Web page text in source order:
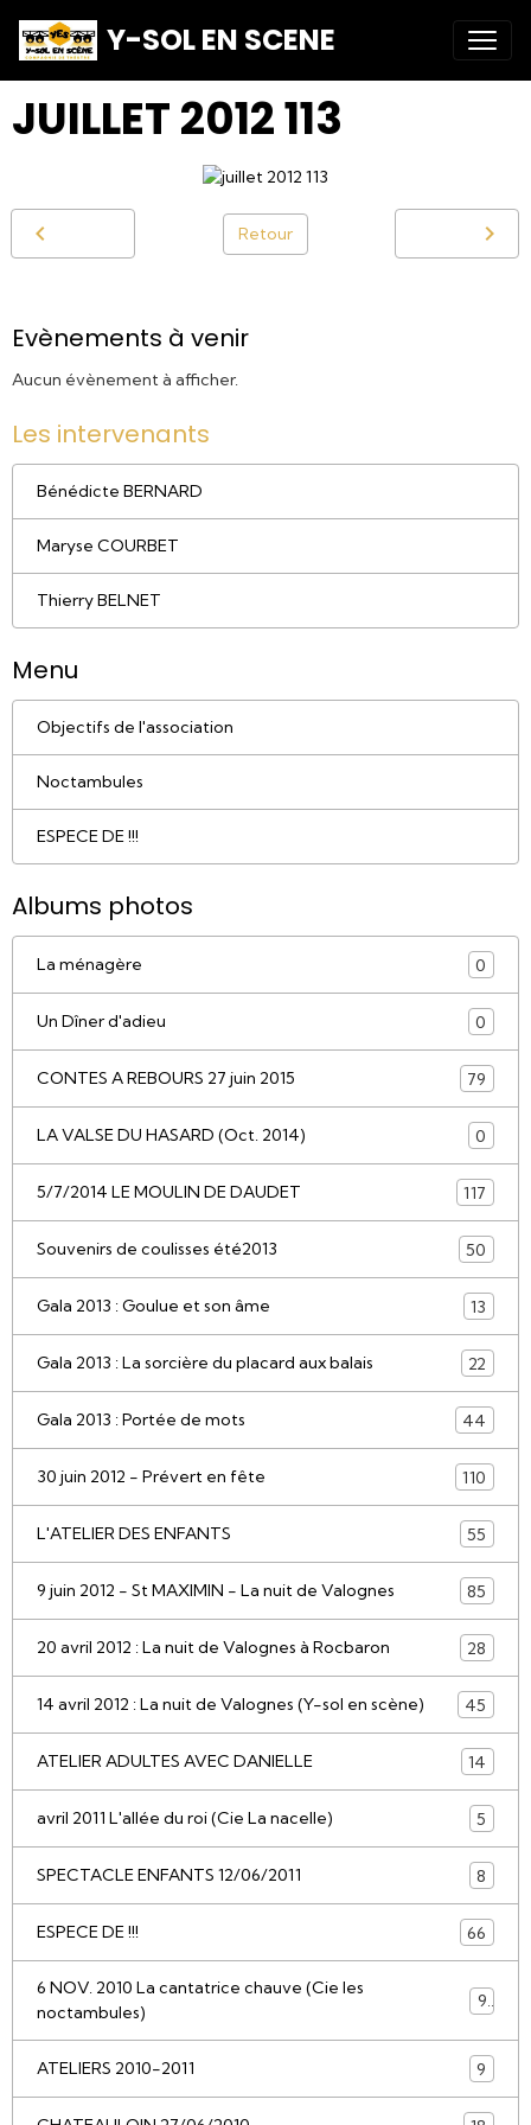
Y-SOL EN SCENE
JUILLET 2012 113
Retour
Evènements à venir
Aucun évènement à afficher.
Les intervenants
Bénédicte BERNARD
Maryse COURBET
Thierry BELNET
Menu
Objectifs de l'association
Noctambules
ESPECE DE !!!
Albums photos
La ménagère 0
Un Dîner d'adieu 0
CONTES A REBOURS 27 juin 2015 79
LA VALSE DU HASARD (Oct. 2014) 0
5/7/2014 LE MOULIN DE DAUDET 117
Souvenirs de coulisses été2013 50
Gala 2013 : Goulue et son âme 13
Gala 2013 : La sorcière du placard aux balais 22
Gala 2013 : Portée de mots 44
30 juin 2012 - Prévert en fête 110
L'ATELIER DES ENFANTS 55
9 juin 2012 - St MAXIMIN - La nuit de Valognes 85
20 avril 2012 : La nuit de Valognes à Rocbaron 28
14 avril 2012 : La nuit de Valognes (Y-sol en scène) 45
ATELIER ADULTES AVEC DANIELLE 14
avril 2011 L'allée du roi (Cie La nacelle) 5
SPECTACLE ENFANTS 12/06/2011 8
ESPECE DE !!! 66
6 NOV. 2010 La cantatrice chauve (Cie les
noctambules)
9
ATELIERS 2010-2011 9